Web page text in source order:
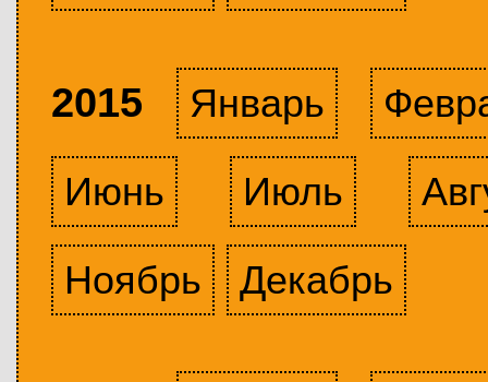
2015 Январь
Июнь
Июль
Ноябрь
Декабрь